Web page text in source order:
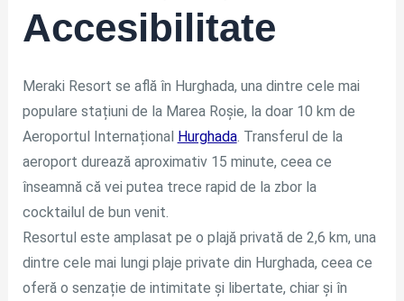
Accesibilitate
Meraki Resort se află în Hurghada, una dintre cele mai
populare stațiuni de la Marea Roșie, la doar 10 km de
Aeroportul Internațional Hurghada. Transferul de la
aeroport durează aproximativ 15 minute, ceea ce
înseamnă că vei putea trece rapid de la zbor la
cocktailul de bun venit.
Resortul este amplasat pe o plajă privată de 2,6 km, una
dintre cele mai lungi plaje private din Hurghada, ceea ce
oferă o senzație de intimitate și libertate, chiar și în